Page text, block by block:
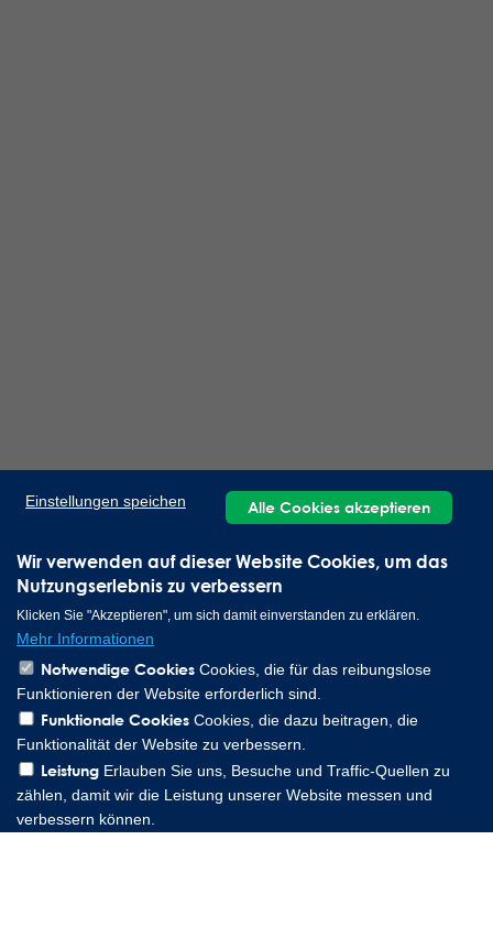
Wir verwenden auf dieser Website Cookies, um das
Nutzungserlebnis zu verbessern
Klicken Sie "Akzeptieren", um sich damit einverstanden zu erklären.
Mehr Informationen
Notwendige Cookies Cookies, die für das reibungslose
Funktionieren der Website erforderlich sind.
Funktionale Cookies Cookies, die dazu beitragen, die
Funktionalität der Website zu verbessern.
Leistung Erlauben Sie uns, Besuche und Traffic-Quellen zu
zählen, damit wir die Leistung unserer Website messen und
verbessern können.
Einstellungen speichen Alle Cookies akzeptieren